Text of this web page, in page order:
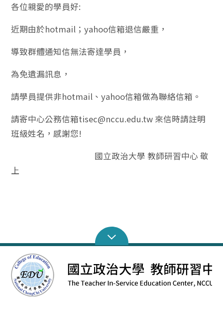
各位親愛的學員好:
近期由於hotmail；yahoo信箱退信嚴重，
導致群體通知信無法寄達學員，
為免遺漏訊息，
請學員提供非hotmail、yahoo信箱做為聯絡信箱。
請寄中心公務信箱tisec@nccu.edu.tw 來信時請註明
班級姓名，感謝您!
國立政治大學 教師研習中心 敬
上